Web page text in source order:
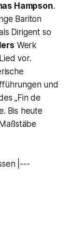
Hampson.
Bariton
Dirigent so
Werk
vor.
und
„Fin de
Bis heute
|---